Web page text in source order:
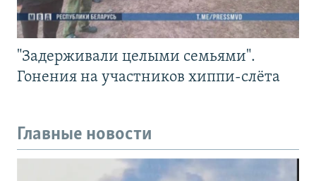
"Задерживали целыми семьями".
Гонения на участников хиппи-слёта
Главные новости